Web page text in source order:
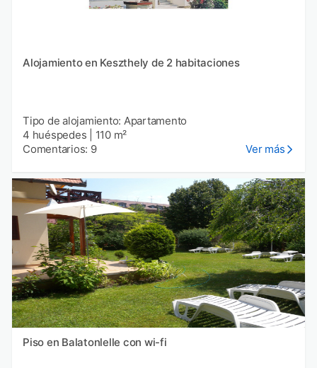
Alojamiento en Keszthely de 2 habitaciones
Tipo de alojamiento: Apartamento
4 huéspedes
110 m²
Comentarios: 9
Ver más
Piso en Balatonlelle con wi-fi